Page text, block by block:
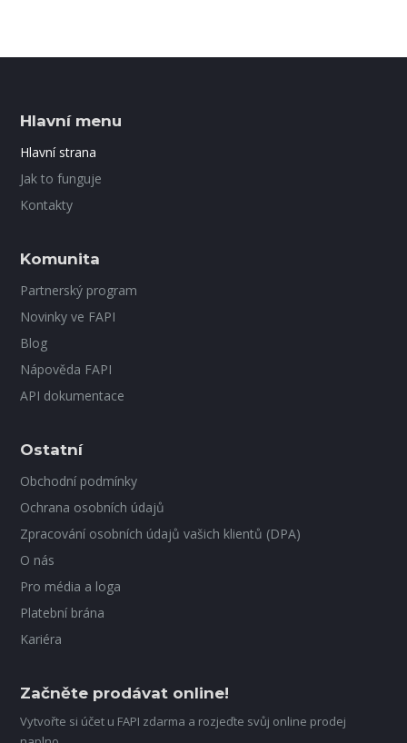
Hlavní menu
Hlavní strana
Jak to funguje
Kontakty
Komunita
Partnerský program
Novinky ve FAPI
Blog
Nápověda FAPI
API dokumentace
Ostatní
Obchodní podmínky
Ochrana osobních údajů
Zpracování osobních údajů vašich klientů (DPA)
O nás
Pro média a loga
Platební brána
Kariéra
Začněte prodávat online!
Vytvořte si účet u FAPI zdarma a rozjeďte svůj online prodej